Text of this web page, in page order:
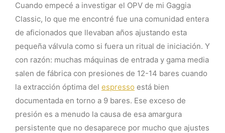
Cuando empecé a investigar el OPV de mi Gaggia
Classic, lo que me encontré fue una comunidad entera
de aficionados que llevaban años ajustando esta
pequeña válvula como si fuera un ritual de iniciación. Y
con razón: muchas máquinas de entrada y gama media
salen de fábrica con presiones de 12-14 bares cuando
la extracción óptima del espresso está bien
documentada en torno a 9 bares. Ese exceso de
presión es a menudo la causa de esa amargura
persistente que no desaparece por mucho que ajustes